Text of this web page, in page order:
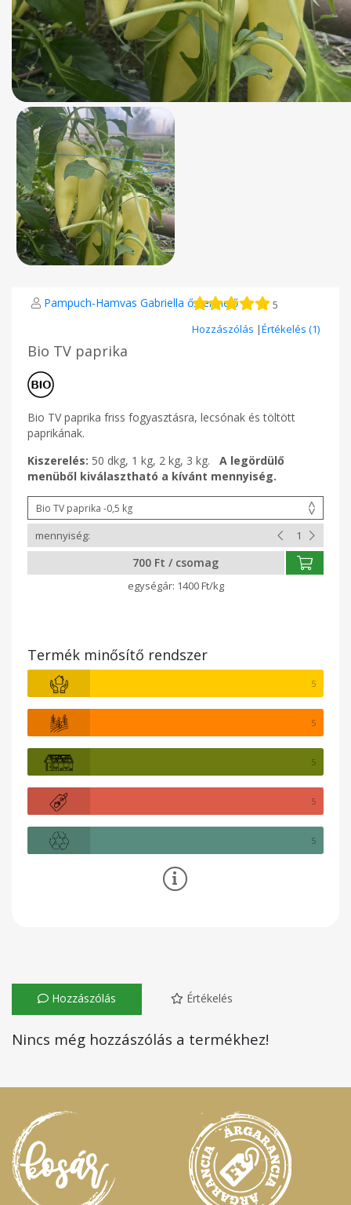
Pampuch-Hamvas Gabriella őstermelő 5
Hozzászólás |Értékelés (1)
Bio TV paprika
Bio TV paprika friss fogyasztásra, lecsónak és töltött
paprikának.
Kiszerelés: 50 dkg, 1 kg, 2 kg, 3 kg. A legördülő
menüből kiválasztható a kívánt mennyiség.
700 Ft / csomag
1400 Ft/kg
Termék minősítő rendszer
5
5
5
5
5
Hozzászólás Értékelés
Nincs még hozzászólás a termékhez!